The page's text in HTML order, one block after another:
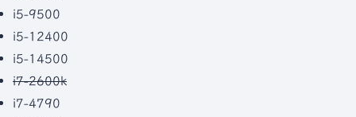
i5-9500
i5-12400
i5-14500
i7-2600k
i7-4790